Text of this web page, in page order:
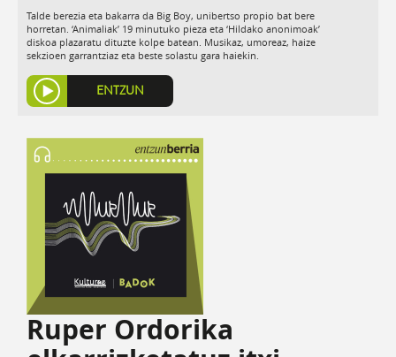
Talde berezia eta bakarra da Big Boy, unibertso propio bat bere
horretan. ‘Animaliak’ 19 minutuko pieza eta ‘Hildako anonimoak’
diskoa plazaratu dituzte kolpe batean. Musikaz, umoreaz, haize
sekzioen garrantziaz eta beste solastu gara haiekin.
ENTZUN
Ruper Ordorika